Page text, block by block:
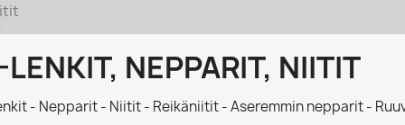
NEPPARIT, NIITIT
- Nepparit - Niitit - Reikäniitit - Aseremmin nepparit -